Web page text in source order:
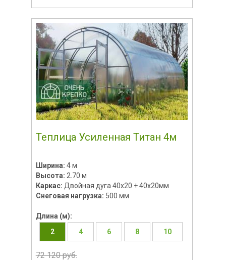
Теплица Усиленная Титан 4м
Ширина: 4 м
Высота: 2.70 м
Каркас: Двойная дуга 40x20 + 40х20мм
Снеговая нагрузка: 500 мм
Длина (м):
2
4 6 8 10
72 120 руб.